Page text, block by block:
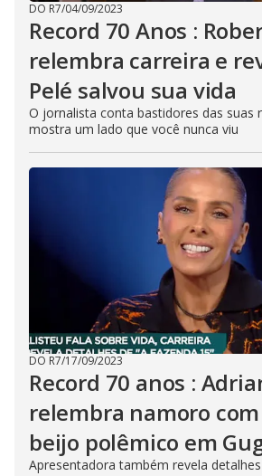
DO R7/04/09/2023
Record 70 Anos :
relembra carreira e
Pelé salvou sua vida
O jornalista conta bastidores das suas
mostra um lado que você nunca viu
DO R7/17/09/2023
Record 70 anos :
relembra namoro
beijo polêmico em
Apresentadora também revela